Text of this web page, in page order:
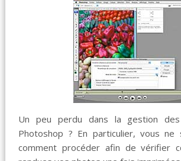
Un peu perdu dans la gestion
Photoshop ? En particulier, vous
comment procéder afin de vérifier